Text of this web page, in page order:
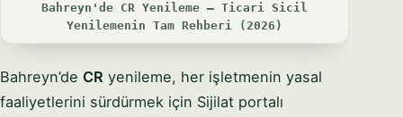
Bahreyn'de CR Yenileme — Ticari Sicil
Yenilemenin Tam Rehberi (2026)
Bahreyn’de CR yenileme, her işletmenin yasal
faaliyetlerini sürdürmek için Sijilat portalı